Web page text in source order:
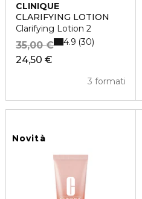
CLINIQUE
CLARIFYING LOTION
Clarifying Lotion 2
24,50 €
35,00 €
3 formati
4.9 30
Novità